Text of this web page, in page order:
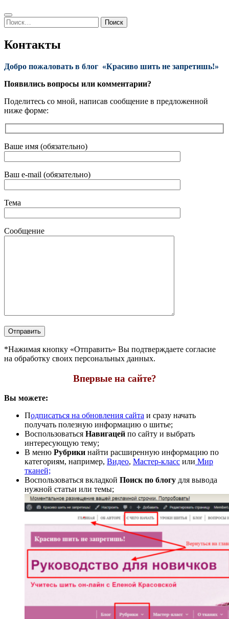
Search
Найти:
Контакты
Добро пожаловать в блог «Красиво шить не запретишь!»
Появились вопросы или комментарии?
Поделитесь со мной, написав сообщение в предложенной
ниже форме:
Ваше имя (обязательно)
Ваш e-mail (обязательно)
Тема
Сообщение
*Нажимая кнопку «Отправить» Вы подтверждаете согласие
на обработку своих персональных данных.
Впервые на сайте?
Вы можете:
Подписаться на обновления сайта и сразу начать
получать полезную информацию о шитье;
Воспользоваться Навигацей по сайту и выбрать
интересующую тему;
В меню Рубрики найти расширенную информацию по
категориям, например, Видео, Мастер-класс или Мир
тканей;
Воспользоваться вкладкой Поиск по блогу для вывода
нужной статьи или темы;